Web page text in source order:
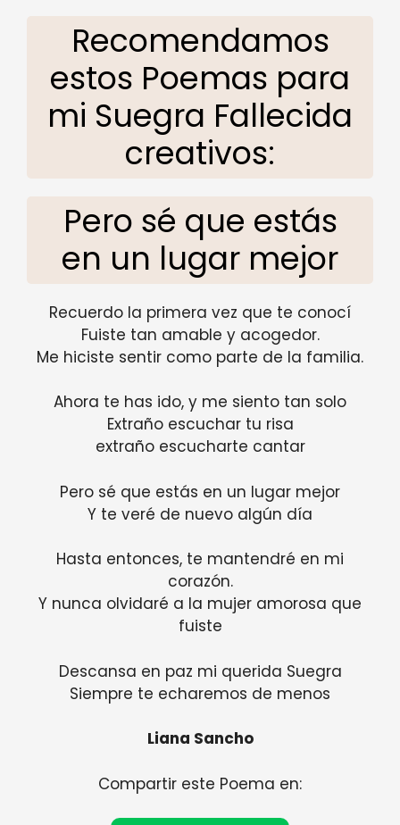
Recomendamos
estos Poemas para
mi Suegra Fallecida
creativos:
Pero sé que estás
en un lugar mejor
Recuerdo la primera vez que te conocí
Fuiste tan amable y acogedor.
Me hiciste sentir como parte de la familia.
Ahora te has ido, y me siento tan solo
Extraño escuchar tu risa
extraño escucharte cantar
Pero sé que estás en un lugar mejor
Y te veré de nuevo algún día
Hasta entonces, te mantendré en mi
corazón.
Y nunca olvidaré a la mujer amorosa que
fuiste
Descansa en paz mi querida Suegra
Siempre te echaremos de menos
Liana Sancho
Compartir este Poema en: